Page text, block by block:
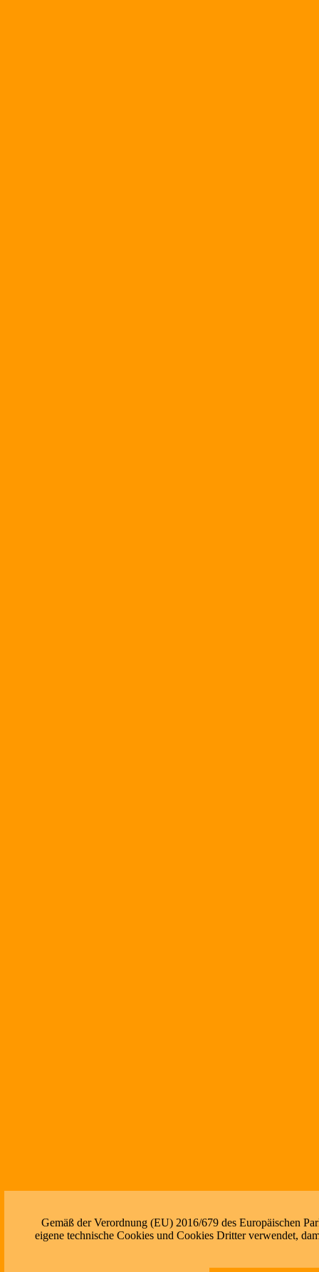
Gemäß der Verordnung (EU) 2016/679 des Europäischen
eigene technische Cookies und Cookies Dritter verwendet,